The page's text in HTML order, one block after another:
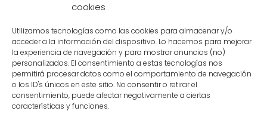
cookies
Utilizamos tecnologías como las cookies para almacenar y/o
acceder a la información del dispositivo. Lo hacemos para mejorar
la experiencia de navegación y para mostrar anuncios (no)
personalizados. El consentimiento a estas tecnologías nos
permitirá procesar datos como el comportamiento de navegación
o los ID's únicos en este sitio. No consentir o retirar el
consentimiento, puede afectar negativamente a ciertas
características y funciones.
La introducción de la
detrás de Majin Booha sido uno de los
momentos más impactantes en la trama de
Dragon Ball Z. Su aparición repentina y su
conexión con el poderoso villano han dejado
a los fanáticos con muchas preguntas y
teorías sobre quién podría ser ella y cuál es